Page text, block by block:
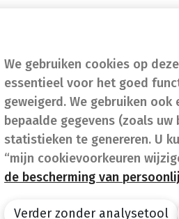
We gebruiken cookies op
essentieel voor het goed
geweigerd. We gebruiken
bepaalde gegevens (zoals uw
statistieken te genereren. U
“mijn cookievoorkeuren
de bescherming van
Verder zonder analysetool
nood
vragen (FAQ)